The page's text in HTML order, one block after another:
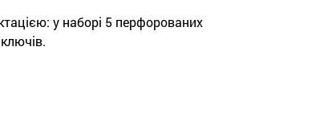
у наборі 5 перфорованих